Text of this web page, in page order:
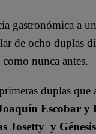
gastronómica a
de ocho duplas
nunca antes.
duplas
Escobar y
Josetty y